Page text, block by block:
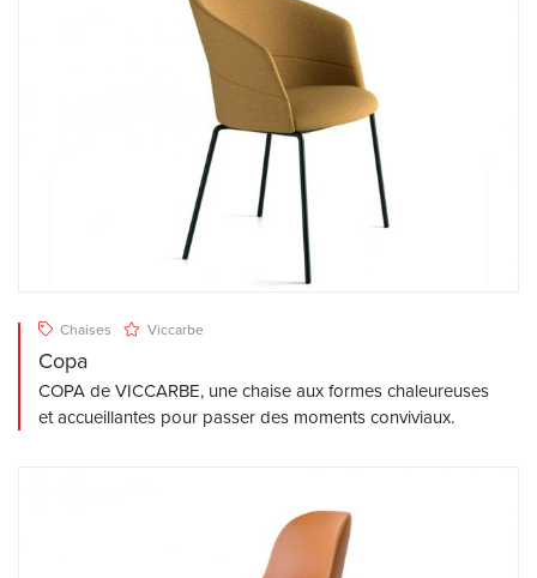
Chaises Viccarbe
Copa
COPA de VICCARBE, une chaise aux formes chaleureuses
et accueillantes pour passer des moments conviviaux.